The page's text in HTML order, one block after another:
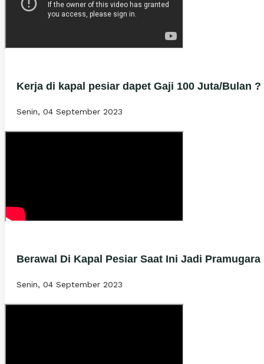
Kerja di kapal pesiar dapet Gaji 100 Juta/Bulan ?
Senin, 04 September 2023
Berawal Di Kapal Pesiar Saat Ini Jadi
Senin, 04 September 2023